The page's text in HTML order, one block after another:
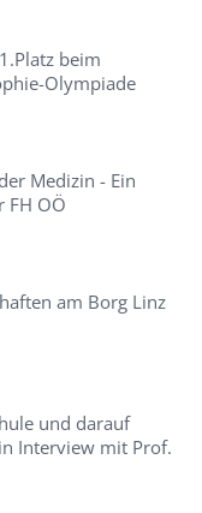
beim
Olympiade
Medizin - Ein
FH OÖ
am Borg Linz
und darauf
Interview mit Prof.